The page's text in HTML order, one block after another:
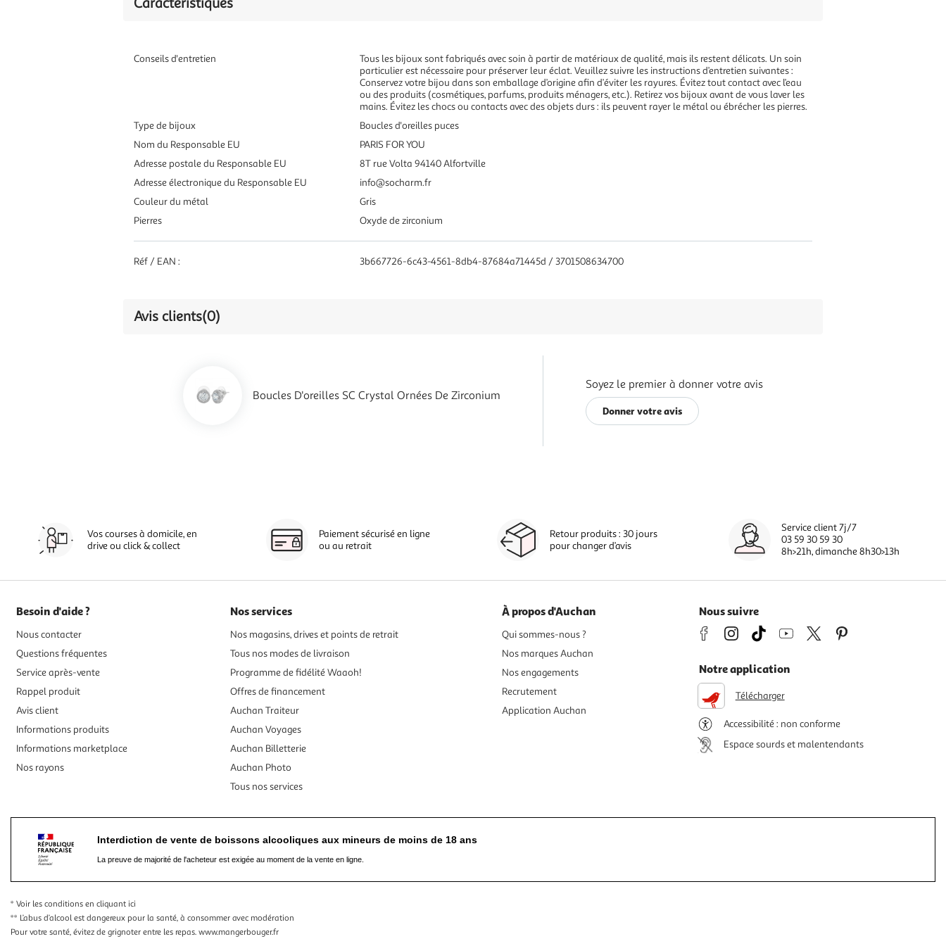
Conseils d'entretien
Tous les bijoux sont fabriqués avec soin à partir de matériaux de qualité, mais ils restent délicats. Un soin
particulier est nécessaire pour préserver leur éclat. Veuillez suivre les instructions d’entretien suivantes :
Conservez votre bijou dans son emballage d’origine afin d’éviter les rayures. Évitez tout contact avec l’eau
ou des produits (cosmétiques, parfums, produits ménagers, etc.). Retirez vos bijoux avant de vous laver les
mains. Évitez les chocs ou contacts avec des objets durs : ils peuvent rayer le métal ou ébrécher les pierres.
Type de bijoux
Boucles d'oreilles puces
Nom du Responsable EU
PARIS FOR YOU
Adresse postale du Responsable EU
8T rue Volta 94140 Alfortville
Adresse électronique du Responsable EU
info@socharm.fr
Couleur du métal
Gris
Pierres
Oxyde de zirconium
Réf / EAN : 3b667726-6c43-4561-8db4-87684a71445d / 3701508634700
Avis clients(0)
Boucles D'oreilles SC Crystal Ornées De Zirconium
Soyez le premier à donner votre avis
Donner votre avis
Vos courses à domicile, en
drive ou click & collect
Paiement sécurisé en ligne
ou au retrait
Retour produits : 30 jours
pour changer d’avis
Service client 7j/7
03 59 30 59 30
8h>21h, dimanche 8h30>13h
Besoin d'aide ?
Nous contacter
Questions fréquentes
Service après-vente
Rappel produit
Avis client
Informations produits
Informations marketplace
Nos rayons
Nos services
Nos magasins, drives et points de retrait
Tous nos modes de livraison
Programme de fidélité Waaoh!
Offres de financement
Auchan Traiteur
Auchan Voyages
Auchan Billetterie
Auchan Photo
Tous nos services
À propos d'Auchan
Qui sommes-nous ?
Nos marques Auchan
Nos engagements
Recrutement
Application Auchan
Nous suivre
Notre application
Télécharger
Accessibilité : non conforme
Espace sourds et malentendants
Interdiction de vente de boissons alcooliques aux mineurs de moins de 18 ans
La preuve de majorité de l'acheteur est exigée au moment de la vente en ligne.
* Voir les conditions en cliquant ici
** L’abus d’alcool est dangereux pour la santé, à consommer avec modération
Pour votre santé, évitez de grignoter entre les repas. www.mangerbouger.fr